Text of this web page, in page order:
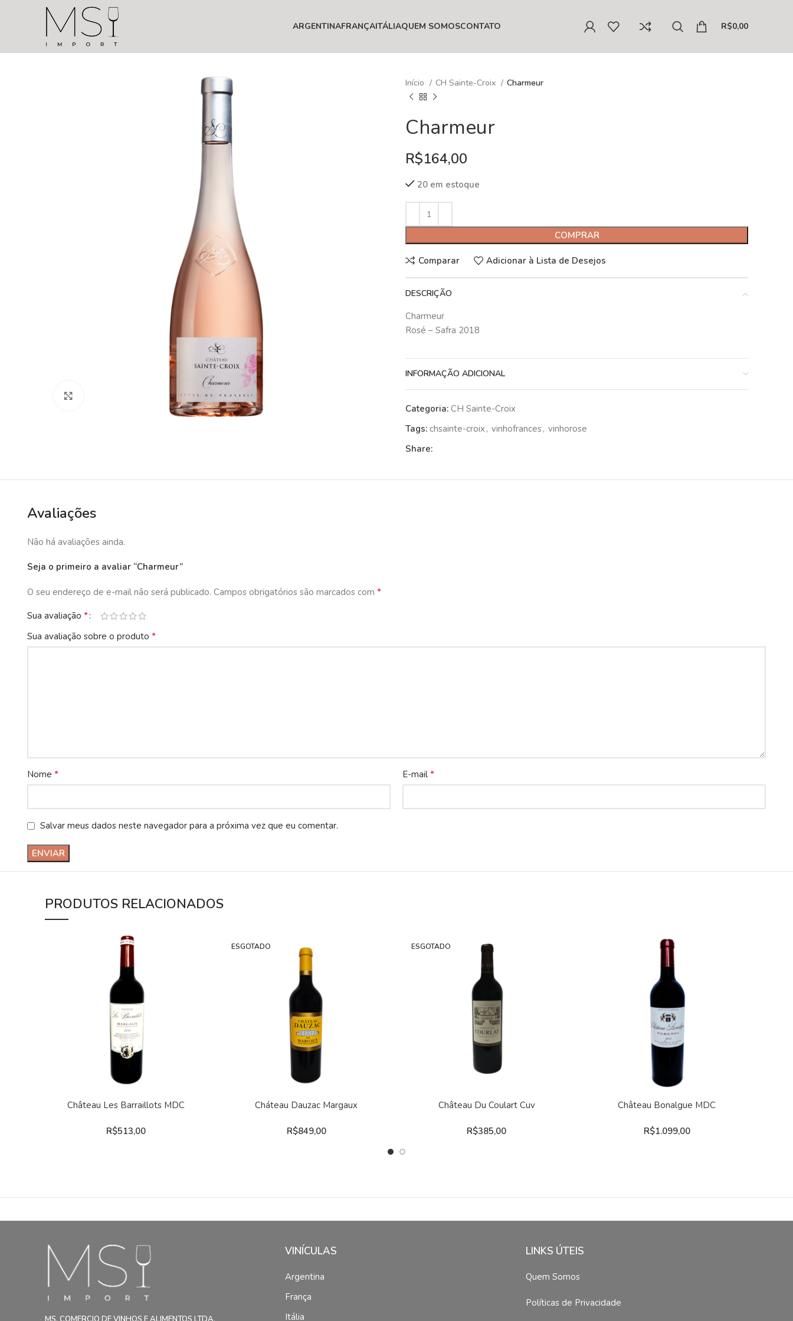
ARGENTINAFRANÇAITÁLIAQUEM SOMOSCONTATO R$0,00
Início CH Sainte-Croix Charmeur
Charmeur
R$164,00
20 em estoque
COMPRAR
Comparar Adicionar à Lista de Desejos
DESCRIÇÃO
Charmeur
Rosé – Safra 2018
INFORMAÇÃO ADICIONAL
Categoria: CH Sainte-Croix
Tags: chsainte-croix , vinhofrances , vinhorose
Share:
Avaliações
Não há avaliações ainda.
Seja o primeiro a avaliar “Charmeur”
O seu endereço de e-mail não será publicado. Campos obrigatórios são marcados com *
Sua avaliação *
Sua avaliação sobre o produto *
Nome * E-mail *
Salvar meus dados neste navegador para a próxima vez que eu comentar.
PRODUTOS RELACIONADOS
COMPRAR
Château Les Barraillots MDC
R$513,00
ESGOTADO
LEIA MAIS
Cháteau Dauzac Margaux
R$849,00
ESGOTADO
LEIA MAIS
Château Du Coulart Cuv
R$385,00
COMPRAR
Château Bonalgue MDC
R$1.099,00
VINÍCULAS
Argentina
França
Itália
LINKS ÚTEIS
Quem Somos
Políticas de Privacidade